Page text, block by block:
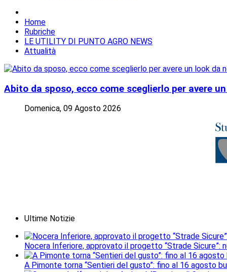
Home
Rubriche
LE UTILITY DI PUNTO AGRO NEWS
Attualità
Abito da sposo, ecco come sceglierlo per avere
Domenica, 09 Agosto 2026
Ultime Notizie
Nocera Inferiore, approvato il progetto “Strade
A Pimonte torna “Sentieri del gusto”: fino al 16 agosto